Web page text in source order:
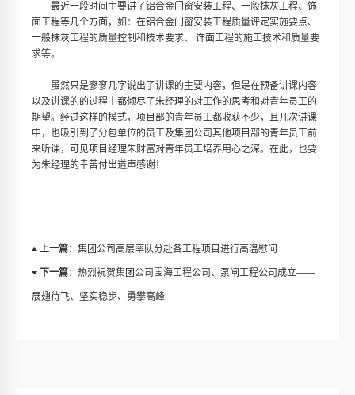
最近一段时间主要讲了铝合金门窗安装工程、一般抹灰工程、饰
面工程等几个方面，如：在铝合金门窗安装工程质量评定实施要点、
一般抹灰工程的质量控制和技术要求、 饰面工程的施工技术和质量要
求等。
虽然只是寥寥几字说出了讲课的主要内容，但是在预备讲课内容
以及讲课的的过程中都倾尽了朱经理的对工作的思考和对青年员工的
期望。经过这样的模式，项目部的青年员工都收获不少，且几次讲课
中，也吸引到了分包单位的员工及集团公司其他项目部的青年员工前
来听课，可见项目经理朱财富对青年员工培养用心之深。在此，也要
为朱经理的幸苦付出道声感谢！
上一篇：集团公司高层率队分赴各工程项目进行高温慰问
下一篇：热烈祝贺集团公司围海工程公司、泵闸工程公司成立——
展翅待飞、坚实稳步、勇攀高峰